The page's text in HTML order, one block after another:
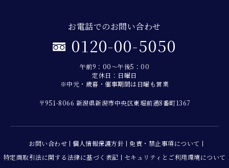
お電話でのお問い合わせ
0120-00-5050
午前9：00～午後5：00
定休日：日曜日
※中元・歳暮・催事期間は日曜も営業
〒951-8066 新潟県新潟市中央区東堀前通8番町1367
お問い合わせ 個人情報保護方針
免責・禁止事項について
特定商取引法に関する法律に基づく表記
セキュリティとご利用環境について